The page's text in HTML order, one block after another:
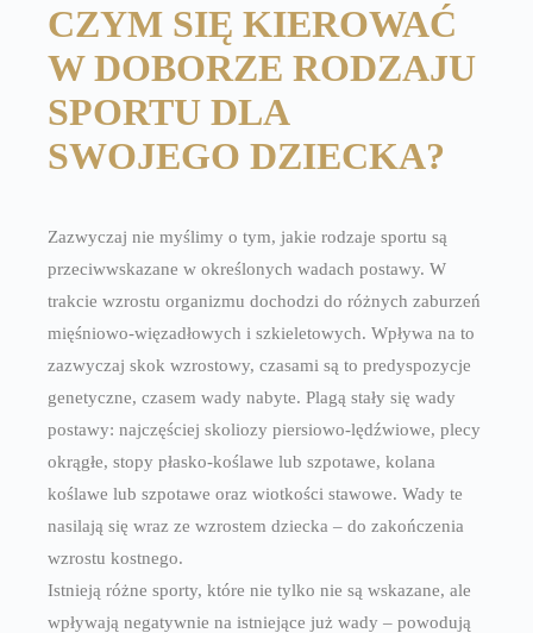
CZYM SIĘ KIEROWAĆ
W DOBORZE RODZAJU
SPORTU DLA
SWOJEGO DZIECKA?
Zazwyczaj nie myślimy o tym, jakie rodzaje sportu są
przeciwwskazane w określonych wadach postawy. W
trakcie wzrostu organizmu dochodzi do różnych zaburzeń
mięśniowo-więzadłowych i szkieletowych. Wpływa na to
zazwyczaj skok wzrostowy, czasami są to predyspozycje
genetyczne, czasem wady nabyte. Plagą stały się wady
postawy: najczęściej skoliozy piersiowo-lędźwiowe, plecy
okrągłe, stopy płasko-koślawe lub szpotawe, kolana
koślawe lub szpotawe oraz wiotkości stawowe. Wady te
nasilają się wraz ze wzrostem dziecka – do zakończenia
wzrostu kostnego.
Istnieją różne sporty, które nie tylko nie są wskazane, ale
wpływają negatywnie na istniejące już wady – powodują